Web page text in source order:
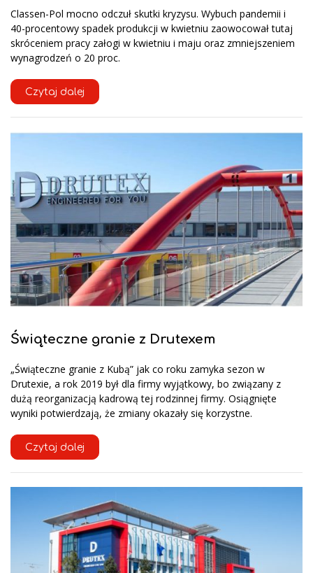
Classen-Pol mocno odczuł skutki kryzysu. Wybuch pandemii i
40-procentowy spadek produkcji w kwietniu zaowocował tutaj
skróceniem pracy załogi w kwietniu i maju oraz zmniejszeniem
wynagrodzeń o 20 proc.
Czytaj dalej
Świąteczne granie z Drutexem
„Świąteczne granie z Kubą” jak co roku zamyka sezon w
Drutexie, a rok 2019 był dla firmy wyjątkowy, bo związany z
dużą reorganizacją kadrową tej rodzinnej firmy. Osiągnięte
wyniki potwierdzają, że zmiany okazały się korzystne.
Czytaj dalej